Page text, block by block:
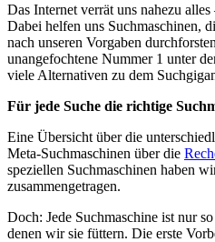
Das Internet verrät uns nahezu
Dabei helfen uns Suchmaschinen,
nach unseren Vorgaben
unangefochtene Nummer 1 unter
viele Alternativen zu dem
Für jede Suche die richtige
Eine Übersicht über die
Meta-Suchmaschinen über die
speziellen Suchmaschinen haben
zusammengetragen.
Doch: Jede Suchmaschine ist nur
denen wir sie füttern. Die erste